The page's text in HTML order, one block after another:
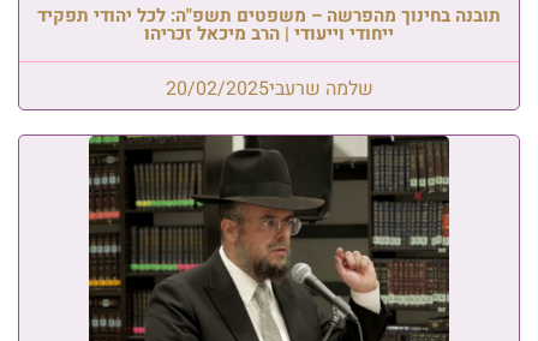
תובנה בחינוך מהפרשה – משפטים תשפ"ה: לכל יהודי תפקיד
ייחודי וייעודי | הרב מיכאל זכריהו
שלמה שרעבי20/02/2025